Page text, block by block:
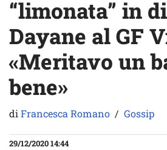
“limonata” in
Dayane al GF
«Meritavo un
bene»
diFrancesca Romano Gossip
29/12/2020 14:44